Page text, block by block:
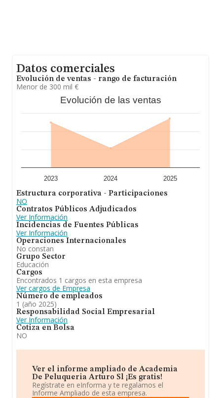
Datos comerciales
Evolución de ventas - rango de facturación
Menor de 300 mil €
Evolución de las ventas
2023 2024 2025
Estructura corporativa - Participaciones
NO
Contratos Públicos Adjudicados
Ver Información
Incidencias de Fuentes Públicas
Ver Información
Operaciones Internacionales
No constan
Grupo Sector
Educación
Cargos
Encontrados 1 cargos en esta empresa
Ver cargos de Empresa
Número de empleados
1 (año 2025)
Responsabilidad Social Empresarial
Ver Información
Cotiza en Bolsa
NO
Ver el informe ampliado de Academia
De Peluqueria Arturo Sl ¡Es gratis!
Regístrate en eInforma y te regalamos el
Informe Ampliado de esta empresa.